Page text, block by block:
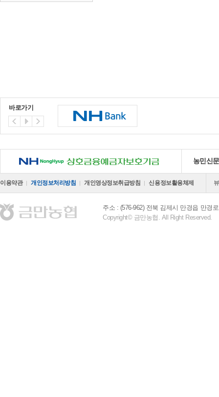
바로가기
NH 상호금융예금자보호기금 농민신
이용약관 개인정보처리방침 개인영상정보취급방침 신용정보활용체제
주소 : (576-962) 전북 김제시 만경읍 만경
Copyright© 금만농협. All Right Reserved.